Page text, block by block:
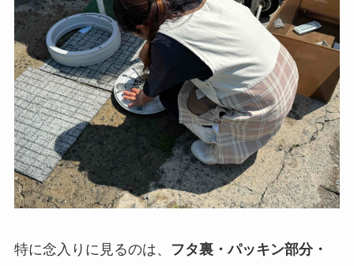
特に念入りに見るのは、
フタ裏・パッキン部分・